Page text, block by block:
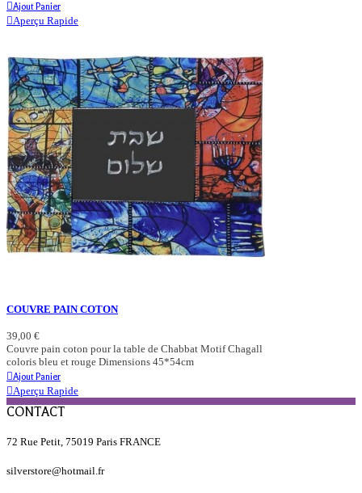
Ajout Panier
Aperçu Rapide
COUVRE PAIN COTON
39,00 €
Couvre pain coton pour la table de Chabbat Motif Chagall
coloris bleu et rouge Dimensions 45*54cm
Ajout Panier
Aperçu Rapide
CONTACT
72 Rue Petit, 75019 Paris FRANCE
silverstore@hotmail.fr